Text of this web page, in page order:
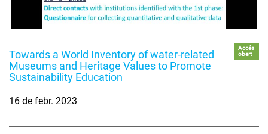
Towards a World Inventory of water-related
Museums and Heritage Values to Promote
Sustainability Education
Accés
obert
16 de febr. 2023